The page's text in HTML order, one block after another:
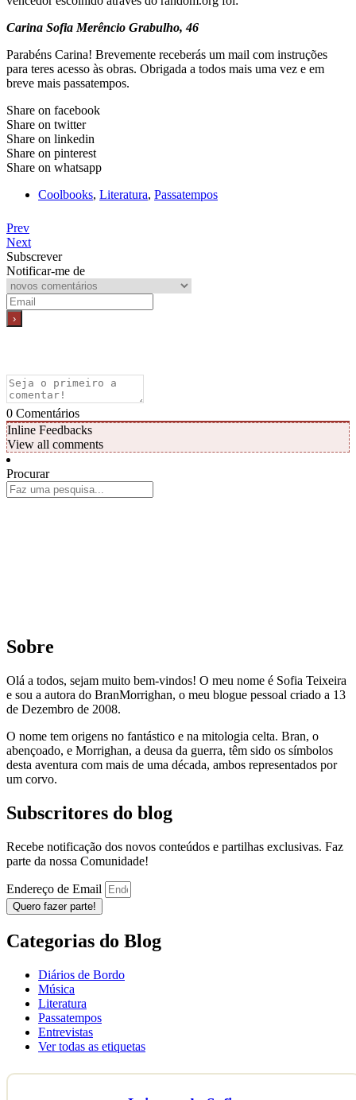
Carina Sofia Merêncio Grabulho, 46
Parabéns Carina! Brevemente receberás um mail com instruções
para teres acesso às obras. Obrigada a todos mais uma vez e em
breve mais passatempos.
Share on facebook
Share on twitter
Share on linkedin
Share on pinterest
Share on whatsapp
Coolbooks, Literatura, Passatempos
Prev
Next
Subscrever
Notificar-me de
0 Comentários
Inline Feedbacks
View all comments
Procurar
Sobre
Olá a todos, sejam muito bem-vindos! O meu nome é Sofia Teixeira
e sou a autora do BranMorrighan, o meu blogue pessoal criado a 13
de Dezembro de 2008.
O nome tem origens no fantástico e na mitologia celta. Bran, o
abençoado, e Morrighan, a deusa da guerra, têm sido os símbolos
desta aventura com mais de uma década, ambos representados por
um corvo.
Subscritores do blog
Recebe notificação dos novos conteúdos e partilhas exclusivas. Faz
parte da nossa Comunidade!
Endereço de Email
Quero fazer parte!
Categorias do Blog
Diários de Bordo
Música
Literatura
Passatempos
Entrevistas
Ver todas as etiquetas